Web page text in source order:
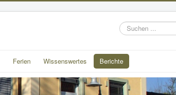
Suchen
...
Ferien Wissenswertes Berichte